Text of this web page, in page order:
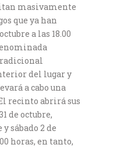
masivamente
que ya han
a las 18.00
del lugar y
a cabo una
recinto abrirá sus
de octubre,
sábado 2 de
horas, en tanto,